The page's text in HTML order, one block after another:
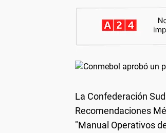
La Confederación
Recomendaciones
"Manual Operativos